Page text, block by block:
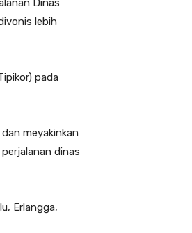
Dinas
lebih
pada
meyakinkan
dinas
Erlangga,